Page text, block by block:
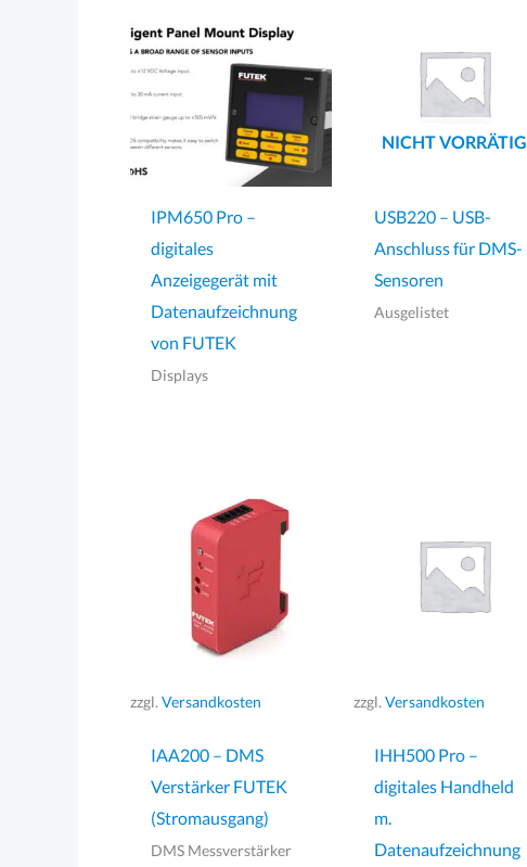
IPM650 Pro –
digitales
Anzeigegerät mit
Datenaufzeichnung
von FUTEK
Displays
NICHT VORRÄTIG
USB220 – USB-
Anschluss für DMS-
Sensoren
Ausgelistet
zzgl. Versandkosten
IAA200 – DMS
Verstärker FUTEK
(Stromausgang)
DMS Messverstärker
zzgl. Versandkosten
IHH500 Pro –
digitales Handheld
m.
Datenaufzeichnung